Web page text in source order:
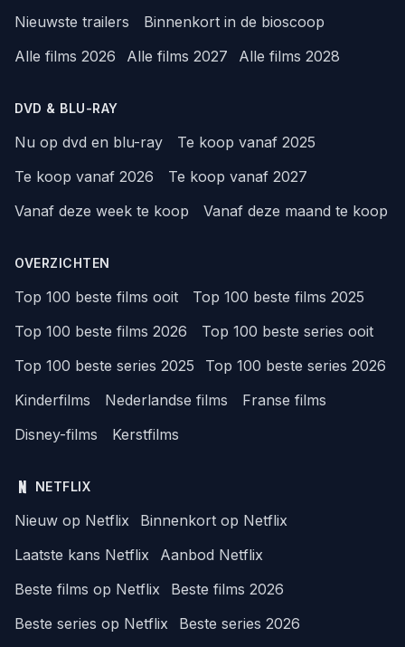
Nieuwste trailers
Binnenkort in de bioscoop
Alle films 2026
Alle films 2027 Alle films 2028
DVD & BLU-RAY
Nu op dvd en blu-ray
Te koop vanaf 2025
Te koop vanaf 2026
Te koop vanaf 2027
Vanaf deze week te koop
Vanaf deze maand te koop
OVERZICHTEN
Top 100 beste films ooit
Top 100 beste films 2025
Top 100 beste films 2026
Top 100 beste series ooit
Top 100 beste series 2025
Top 100 beste series 2026
Kinderfilms
Nederlandse films
Franse films
Disney-films
Kerstfilms
NETFLIX
Nieuw op Netflix
Binnenkort op Netflix
Laatste kans Netflix
Aanbod Netflix
Beste films op Netflix
Beste films 2026
Beste series op Netflix
Beste series 2026